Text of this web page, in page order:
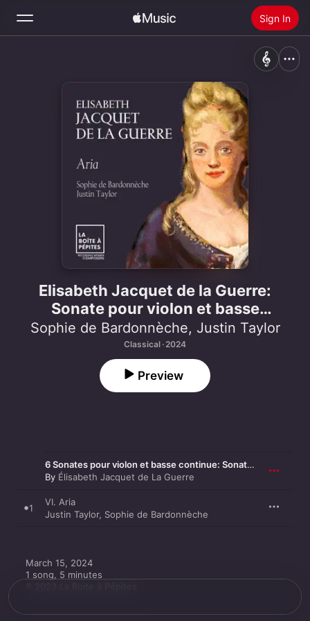
Sign In
Install Apple Music
Elisabeth Jacquet de la Guerre:
Sonate pour violon et basse
continue No. 1 in D Minor: VI. Aria -
Single
Sophie de Bardonnèche, Justin Taylor
Classical · 2024
Preview
6 Sonates pour violon et basse continue: Sonate No. 1 in D Minor
By Élisabeth Jacquet de La Guerre
1
VI. Aria
Justin Taylor, Sophie de Bardonnèche
March 15, 2024
1 song, 5 minutes